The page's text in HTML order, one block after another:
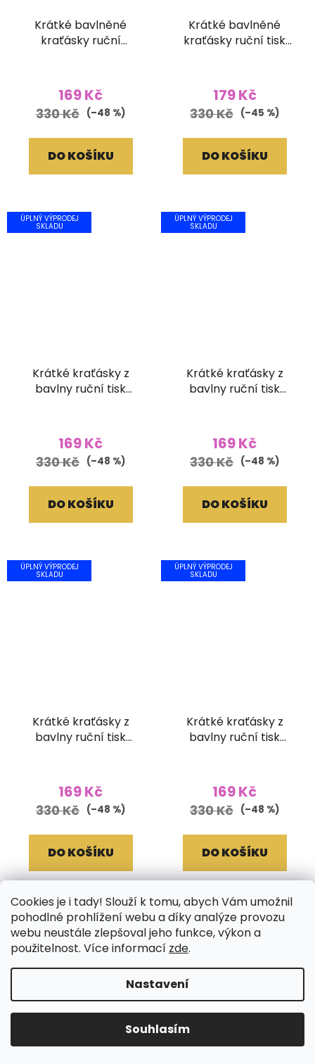
Cookies je i tady! Slouží k tomu, abych Vám umožnil
pohodlné prohlížení webu a díky analýze provozu
webu neustále zlepšoval jeho funkce, výkon a
použitelnost. Více informací zde.
Nastavení
Souhlasím
Krátké bavlněné
kraťásky ruční
169 Kč
330 Kč (–48 %)
DO KOŠÍKU
Krátké bavlněné
kraťásky ruční tisk
179 Kč
330 Kč (–45 %)
DO KOŠÍKU
ÚPLNÝ VÝPRODEJ
SKLADU
Krátké kraťásky z
bavlny ruční tisk
169 Kč
330 Kč (–48 %)
DO KOŠÍKU
ÚPLNÝ VÝPRODEJ
SKLADU
Krátké kraťásky z
bavlny ruční tisk
169 Kč
330 Kč (–48 %)
DO KOŠÍKU
ÚPLNÝ VÝPRODEJ
SKLADU
Krátké kraťásky z
bavlny ruční tisk
169 Kč
330 Kč (–48 %)
DO KOŠÍKU
ÚPLNÝ VÝPRODEJ
SKLADU
Krátké kraťásky z
bavlny ruční tisk
169 Kč
330 Kč (–48 %)
DO KOŠÍKU
ÚPLNÝ VÝPRODEJ
SKLADU
ÚPLNÝ VÝPRODEJ
SKLADU